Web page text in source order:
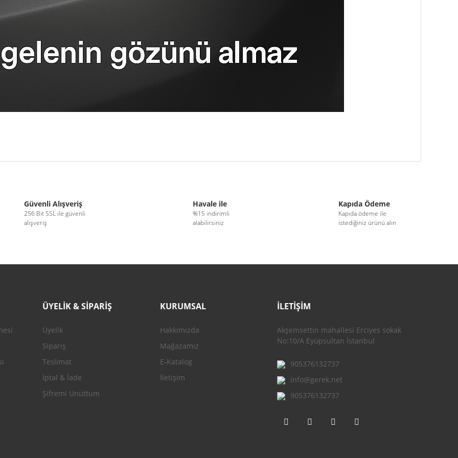
Güvenli Alışveriş
256 Bit SSL ile güvenli
alışveriş
Havale ile
%15 indirimli
alabilirsiniz
Kapıda Ödeme
Kapıda ödeme ile
istediğiniz ürünü alın
ÜYELİK & SİPARİŞ
Üyelik
Sipariş
Teslimat
İptal & İade
Şifremi Unuttum
KURUMSAL
Hakkımızda
Mağazamız
E-Katalog
İletişim
İLETİŞİM
Akşemsettin mahallesi Erciyes sokak
No:10/A Eyüpsultan İstanbul
905376132737
info@gerek.net
905376132737